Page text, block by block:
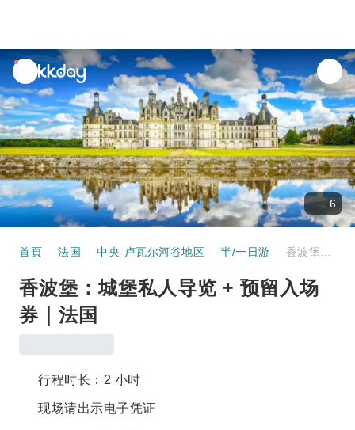
unread
notifications
6
首頁 法国 中央-卢瓦尔河谷地区 半/一日游
香波堡：城堡私人导览 + 预留入场
券｜法国
行程时长：2 小时
现场请出示电子凭证